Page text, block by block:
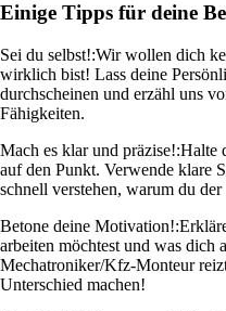
Einige Tipps für deine
Sei du selbst!:Wir wollen dich
wirklich bist! Lass deine
durchscheinen und erzähl uns
Fähigkeiten.
Mach es klar und präzise!:Halte
auf den Punkt. Verwende klare
schnell verstehen, warum du
Betone deine Motivation!:
arbeiten möchtest und was dich
Mechatroniker/Kfz-Monteur
Unterschied machen!